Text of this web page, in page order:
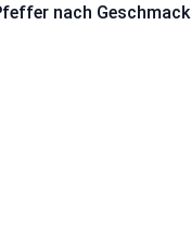
nach Geschmack